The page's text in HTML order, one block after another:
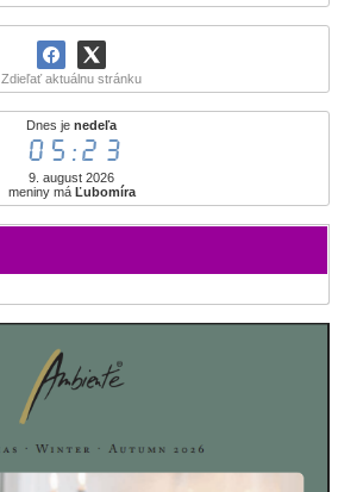
Zdieľať aktuálnu stránku
Dnes je nedeľa
05:23
9. august 2026
meniny má Ľubomíra